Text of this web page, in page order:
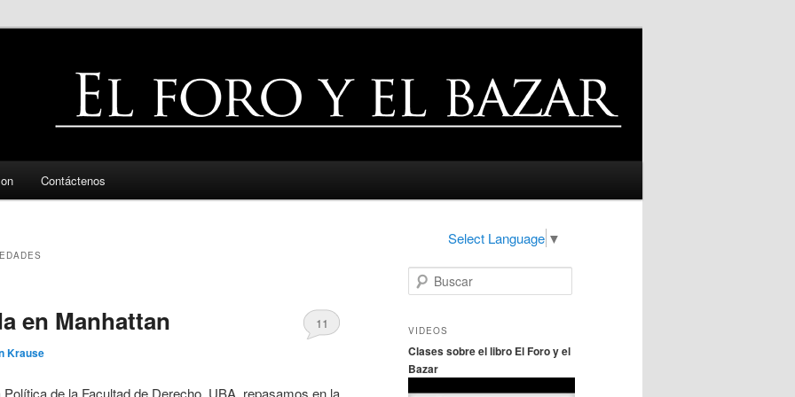
Contáctenos
Select Language ▼
en Manhattan
Krause
11
de la Facultad de Derecho, UBA, repasamos en la
u
c
r
VIDEOS
Clases sobre el libro El Foro y el
Bazar